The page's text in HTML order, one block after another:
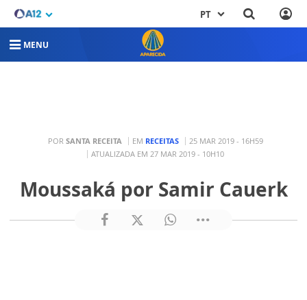
PT
MENU
POR SANTA RECEITA EM RECEITAS
25 MAR 2019 - 16H59
ATUALIZADA EM 27 MAR 2019 - 10H10
Moussaká por Samir Cauerk